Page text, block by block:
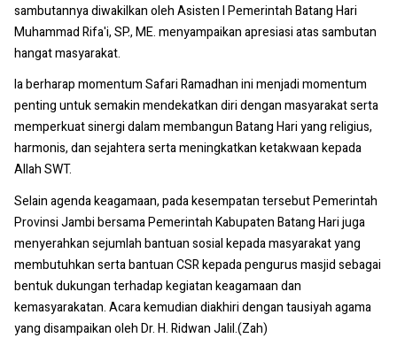
sambutannya diwakilkan oleh Asisten I Pemerintah Batang Hari
Muhammad Rifa'i, SP., ME. menyampaikan apresiasi atas sambutan
hangat masyarakat.
Ia berharap momentum Safari Ramadhan ini menjadi momentum
penting untuk semakin mendekatkan diri dengan masyarakat serta
memperkuat sinergi dalam membangun Batang Hari yang religius,
harmonis, dan sejahtera serta meningkatkan ketakwaan kepada
Allah SWT.
Selain agenda keagamaan, pada kesempatan tersebut Pemerintah
Provinsi Jambi bersama Pemerintah Kabupaten Batang Hari juga
menyerahkan sejumlah bantuan sosial kepada masyarakat yang
membutuhkan serta bantuan CSR kepada pengurus masjid sebagai
bentuk dukungan terhadap kegiatan keagamaan dan
kemasyarakatan. Acara kemudian diakhiri dengan tausiyah agama
yang disampaikan oleh Dr. H. Ridwan Jalil.(Zah)